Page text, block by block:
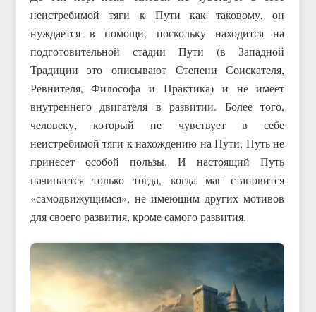
неистребимой тяги к Пути как таковому, он
нуждается в помощи, поскольку находится на
подготовительной стадии Пути (в Западной
Традиции это описывают Степени Соискателя,
Ревнителя, Философа и Практика) и не имеет
внутреннего двигателя в развитии. Более того,
человеку, который не чувствует в себе
неистребимой тяги к нахождению на Пути, Путь не
принесет особой пользы. И настоящий Путь
начинается только тогда, когда маг становится
«самодвижущимся», не имеющим других мотивов
для своего развития, кроме самого развития.